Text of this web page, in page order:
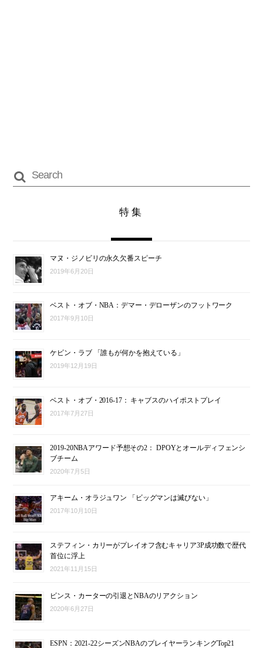
特集
マヌ・ジノビリの永久欠番スピーチ
2019年6月20日
ベスト・オブ・NBA：デマー・デローザンのフットワーク
2017年9月10日
ケビン・ラブ 「誰もが何かを抱えている」
2019年12月19日
ベスト・オブ・2016-17： キャブスのハイポストプレイ
2017年7月27日
2019-20NBAアワード予想その2： DPOYとオールディフェンシ
ブチーム
2020年7月5日
アキーム・オラジュワン 「ビッグマンは滅びない」
2017年10月10日
ステフィン・カリーがプレイオフ含むキャリア3P成功数で歴代
首位に浮上
2021年11月15日
ビンス・カーターの引退とNBAのリアクション
2020年6月27日
ESPN：2021-22シーズンNBAのプレイヤーランキングTop21